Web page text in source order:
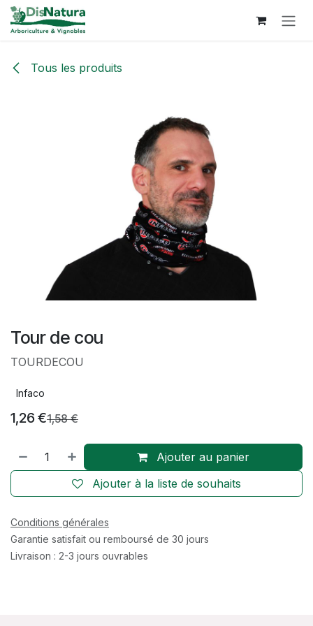
Se rendre au contenu
Tous les produits
Tour de cou
TOURDECOU
Infaco
1,26 €1,58€
Ajouter au panier
Ajouter à la liste de souhaits
Conditions générales
Garantie satisfait ou remboursé de 30 jours
Livraison : 2-3 jours ouvrables